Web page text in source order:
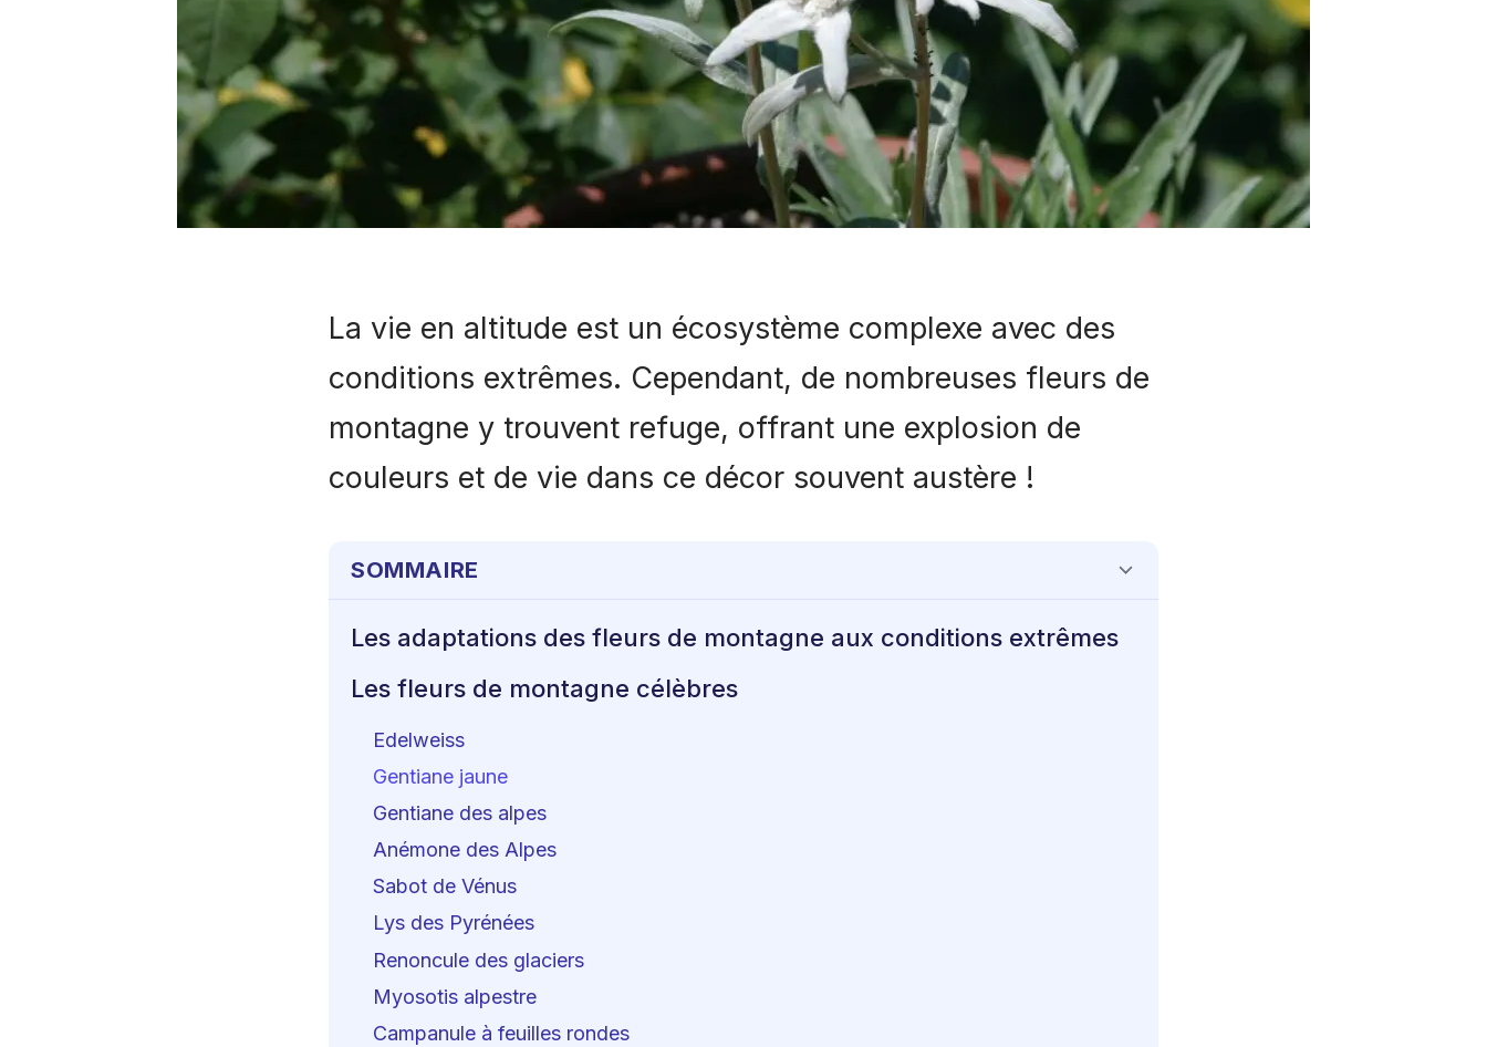
La vie en altitude est un écosystème complexe avec des
conditions extrêmes. Cependant, de nombreuses fleurs de
montagne y trouvent refuge, offrant une explosion de
couleurs et de vie dans ce décor souvent austère !
SOMMAIRE
Les adaptations des fleurs de montagne aux conditions extrêmes
Les fleurs de montagne célèbres
Edelweiss
Gentiane jaune
Gentiane des alpes
Anémone des Alpes
Sabot de Vénus
Lys des Pyrénées
Renoncule des glaciers
Myosotis alpestre
Campanule à feuilles rondes